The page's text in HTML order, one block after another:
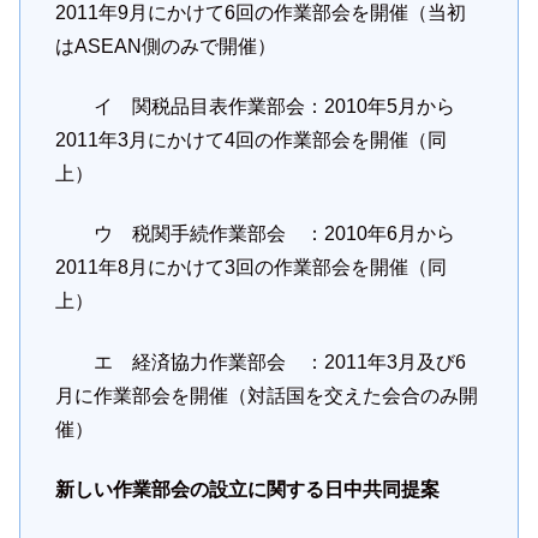
2011年9月にかけて6回の作業部会を開催（当初
はASEAN側のみで開催）
イ 関税品目表作業部会：2010年5月から
2011年3月にかけて4回の作業部会を開催（同
上）
ウ 税関手続作業部会 ：2010年6月から
2011年8月にかけて3回の作業部会を開催（同
上）
エ 経済協力作業部会 ：2011年3月及び6
月に作業部会を開催（対話国を交えた会合のみ開
催）
新しい作業部会の設立に関する日中共同提案